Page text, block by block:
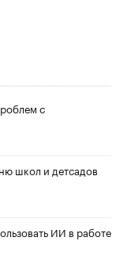
с
школ и детсадов
ИИ в работе